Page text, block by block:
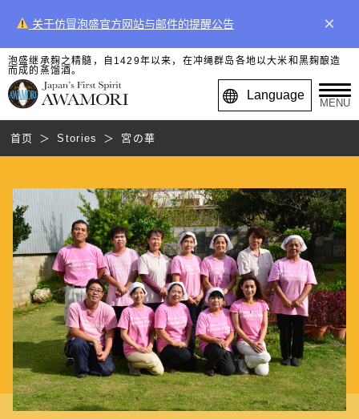
关于仿冒泡盛官方网站与邮件的提醒公告 ×
泡盛继承麹之精髓，自1429年以来，在冲绳群岛各地以大米和黑麹酿造
而成的蒸馏酒。
Language
MENU
首页 Stories 宮の華